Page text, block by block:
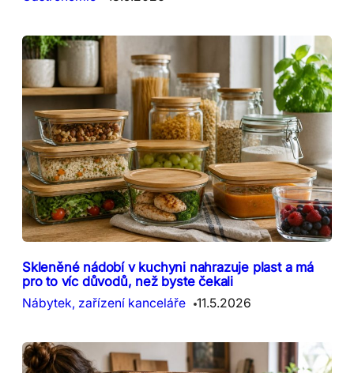
Skleněné nádobí v kuchyni nahrazuje plast a má
pro to víc důvodů, než byste čekali
Nábytek, zařízení kanceláře 11.5.2026